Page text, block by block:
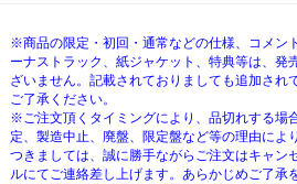
※商品の限定・初回・通常などの仕様、コメン
ーナストラック、紙ジャケット、特典等は、発
ざいません。記載されておりましても追加され
ご了承ください。
※ご注文頂くタイミングにより、品切れする場
定、製造中止、廃盤、限定盤など等の理由によ
つきましては、誠に勝手ながらご注文はキャン
ルにてご連絡差し上げます。あらかじめご了承